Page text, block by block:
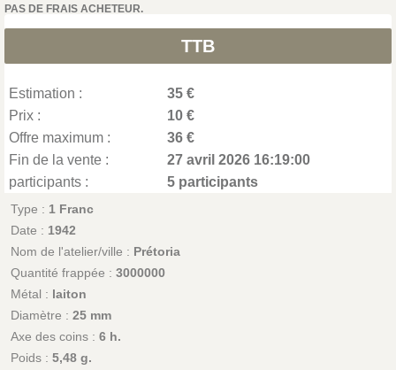
PAS DE FRAIS ACHETEUR.
TTB
Estimation :
35 €
Prix :
10 €
Offre maximum :
36 €
Fin de la vente :
27 avril 2026 16:19:00
participants :
5 participants
Type : 1 Franc
Date : 1942
Nom de l'atelier/ville : Prétoria
Quantité frappée : 3000000
Métal : laiton
Diamètre : 25 mm
Axe des coins : 6 h.
Poids : 5,48 g.